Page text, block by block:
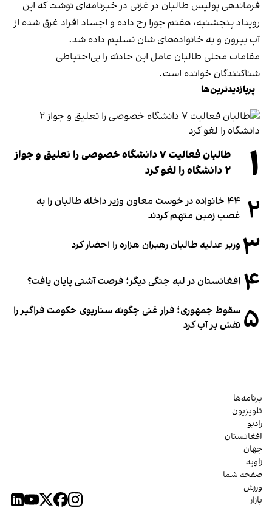
فرماندهی پولیس طالبان در غزنی در خبرنامه‌ای نوشت که این
رویداد پنجشنبه، هفتم جوزا رخ داده و اجساد افراد غرق شده از
آب بیرون و به خانواده‌های شان تسلیم داده شد.
مقامات محلی طالبان عامل این حادثه را بی‌احتیاطی
شناکنندگان خوانده است.
پربازدیدترین‌ها
۱
طالبان فعالیت ۷ دانشگاه خصوصی را تعلیق و جواز
۲ دانشگاه را لغو کرد
۲
۴۴ خانواده در خوست معاون وزیر داخله طالبان را به
غصب زمین متهم کردند
۳ وزیر عدلیه طالبان رهبران هزاره را احضار کرد
۴ افغانستان در لبه جنگی دیگر؛ فرصت آشتی پایان یافت؟
۵ سقوط جمهوری؛ فرار غنی چگونه سناریوی حکومت فراگیر را
نقش بر آب کرد
برنامه‌ها
تلویزیون
رادیو
افغانستان
جهان
زاویه
صفحه شما
ورزش
بازار